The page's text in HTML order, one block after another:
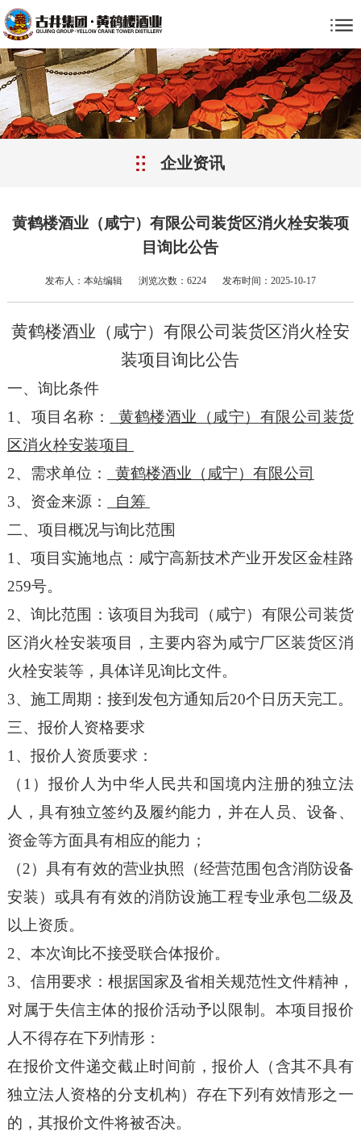
企业资讯
黄鹤楼酒业（咸宁）有限公司装货区消火栓安装项
目询比公告
发布人：本站编辑 浏览次数：6224 发布时间：2025-10-17
黄鹤楼酒业（咸宁）有限公司装货区消火栓安
装项目询比公告
一、询比条件
1 、项目名称：
黄鹤楼酒业（咸宁）有限公司装货
区消火栓安装项目
2、需求单位：
黄鹤楼酒业（咸宁）有限公司
3、资金来源：
自筹
二、项目概况与询比范围
1 、项目实施地点：咸宁高新技术产业开发区金桂路
259号。
2、询比范围：该项目为我司（咸宁）有限公司装货
区消火栓安装项目，主要内容为咸宁厂区装货区消
火栓安装等，具体详见询比文件。
3、施工周期：接到发包方通知后20个日历天完工。
三、报价人资格要求
1 、报价人资质要求：
（1）报价人为中华人民共和国境内注册的独立法
人，具有独立签约及履约能力，并在人员、设备、
资金等方面具有相应的能力；
（2）具有有效的营业执照（经营范围包含消防设备
安装）或具有有效的消防设施工程专业承包二级及
以上资质。
2、本次询比不接受联合体报价。
3、信用要求：根据国家及省相关规范性文件精神，
对属于失信主体的报价活动予以限制。本项目报价
人不得存在下列情形：
在报价文件递交截止时间前，报价人（含其不具有
独立法人资格的分支机构）存在下列有效情形之一
的，其报价文件将被否决。